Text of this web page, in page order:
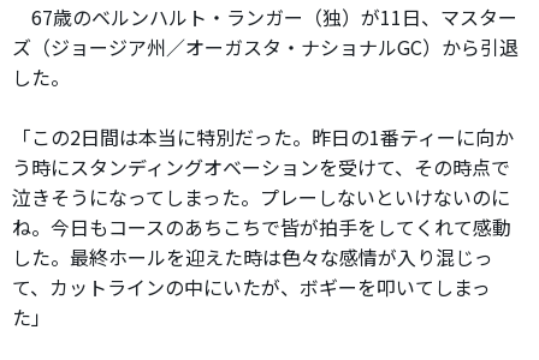
67歳のベルンハルト・ランガー（独）が11日、マスター
ズ（ジョージア州／オーガスタ・ナショナルGC）から引退
した。
「この2日間は本当に特別だった。昨日の1番ティーに向か
う時にスタンディングオベーションを受けて、その時点で
泣きそうになってしまった。プレーしないといけないのに
ね。今日もコースのあちこちで皆が拍手をしてくれて感動
した。最終ホールを迎えた時は色々な感情が入り混じっ
て、カットラインの中にいたが、ボギーを叩いてしまっ
た」